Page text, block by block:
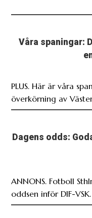
Våra spaningar:
PLUS. Här är våra
överkörning av
Dagens odds:
ANNONS. Fotboll
oddsen inför DIF-VSK.